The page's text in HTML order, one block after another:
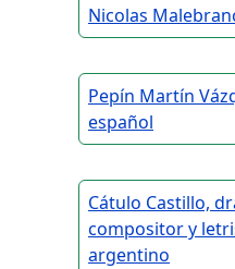
Nicolas
Pepín Martín
español
Cátulo Castillo,
compositor y
argentino